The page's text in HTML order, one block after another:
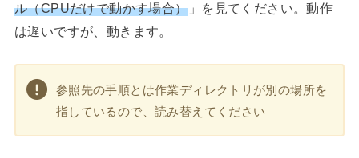
ル（CPUだけで動かす場合）」を見てください。動作
は遅いですが、動きます。
参照先の手順とは作業ディレクトリが別の場所を
指しているので、読み替えてください